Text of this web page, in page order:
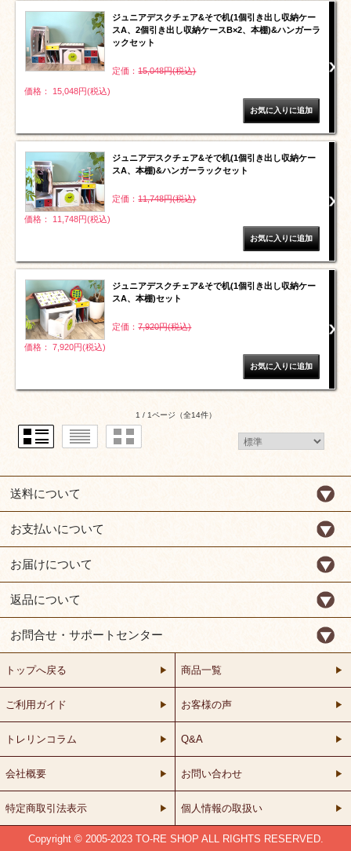
ジュニアデスクチェア&そで机(1個引き出し収納ケー
スA、2個引き出し収納ケースB×2、本棚)&ハンガーラ
ックセット
定価：15,048円(税込)
価格： 15,048円(税込)
ジュニアデスクチェア&そで机(1個引き出し収納ケー
スA、本棚)&ハンガーラックセット
定価：11,748円(税込)
価格： 11,748円(税込)
ジュニアデスクチェア&そで机(1個引き出し収納ケー
スA、本棚)セット
定価：7,920円(税込)
価格： 7,920円(税込)
1 / 1ページ （全14件）
送料について
お支払いについて
お届けについて
返品について
お問合せ・サポートセンター
トップへ戻る 商品一覧
ご利用ガイド お客様の声
トレリンコラム Q&A
会社概要 お問い合わせ
特定商取引法表示 個人情報の取扱い
Copyright © 2005-2023 TO-RE SHOP ALL RIGHTS RESERVED.